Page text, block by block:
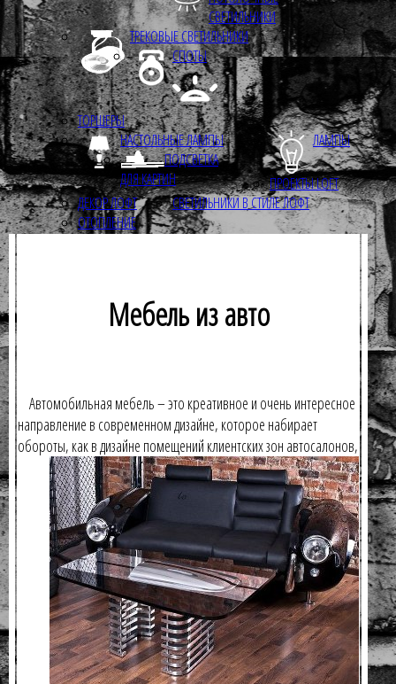
СВЕТИЛЬНИКИ
ТРЕКОВЫЕ СВЕТИЛЬНИКИ
СПОТЫ
ТОРШЕРЫ
НАСТОЛЬНЫЕ ЛАМПЫ
ПОДСВЕТКА
ДЛЯ КАРТИН
ЛАМПЫ
ПРОЕКТЫ LOFT
ДЕКОР ЛОФТ
СВЕТИЛЬНИКИ В СТИЛЕ ЛОФТ
ОТОПЛЕНИЕ
Мебель из авто
Автомобильная мебель – это креативное и очень интересное
направление в современном дизайне, которое набирает
обороты, как в дизайне помещений клиентских зон автосалонов,